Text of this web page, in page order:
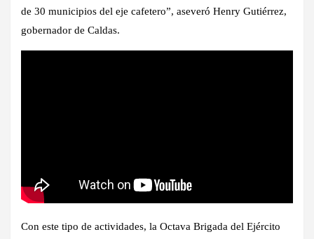
de 30 municipios del eje cafetero”, aseveró Henry Gutiérrez,
gobernador de Caldas.
Con este tipo de actividades, la Octava Brigada del Ejército